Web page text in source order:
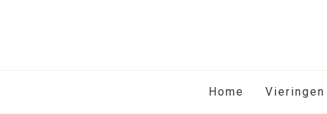
Home Vieringen